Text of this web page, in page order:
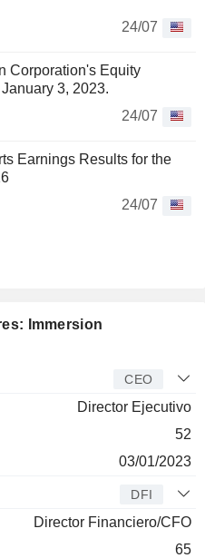
24/07
Corporation's Equity
3, 2023.
24/07
Earnings Results for the
24/07
Immersion
CEO
Director Ejecutivo
52
03/01/2023
DFI
Director Financiero/CFO
65